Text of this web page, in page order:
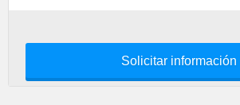
Solicitar información